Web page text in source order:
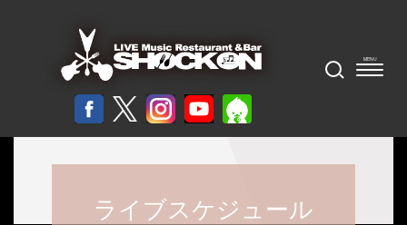
ライブスケジュール